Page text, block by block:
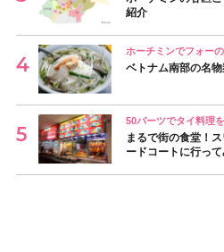
紹介
ホーチミンでフォー
ベトナム南部の名
50バーツでタイ料理
まるで街の食堂！
ードコートに行って